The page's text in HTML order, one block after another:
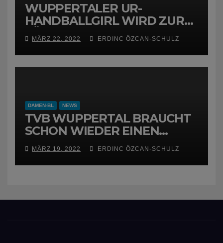
WUPPERTALER UR-
HANDBALLGIRL WIRD ZUR
FÜCHSIN
MÄRZ 22, 2022 ERDINC ÖZCAN-SCHULZ
DAMEN-BL NEWS
TVB WUPPERTAL BRAUCHT
SCHON WIEDER EINEN
NEUEN TRAINER
MÄRZ 19, 2022 ERDINC ÖZCAN-SCHULZ